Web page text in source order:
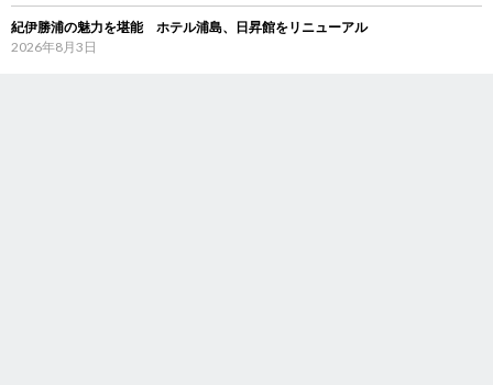
紀伊勝浦の魅力を堪能 ホテル浦島、日昇館をリニューアル
2026年8月3日